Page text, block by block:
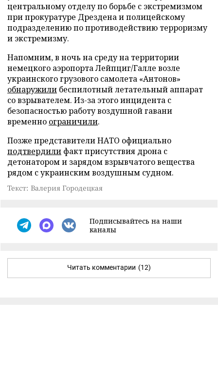
центральному отделу по борьбе с экстремизмом
при прокуратуре Дрездена и полицейскому
подразделению по противодействию терроризму
и экстремизму.
Напомним, в ночь на среду на территории
немецкого аэропорта Лейпциг/Галле возле
украинского грузового самолета «Антонов»
обнаружили беспилотный летательный аппарат
со взрывателем. Из-за этого инцидента с
безопасностью работу воздушной гавани
временно ограничили.
Позже представители НАТО официально
подтвердили факт присутствия дрона с
детонатором и зарядом взрывчатого вещества
рядом с украинским воздушным судном.
Текст: Валерия Городецкая
Подписывайтесь на наши
каналы
Читать комментарии (12)